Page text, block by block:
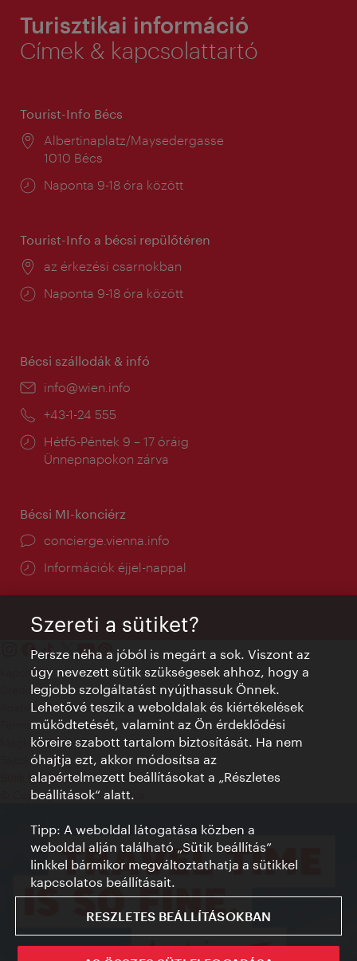
Turisztikai információ
Címek & kapcsolattartó
Tourist-Info Bécs
Helyszín:
Albertinaplatz/Maysedergasse
1010 Bécs
Nyitva
Naponta 9-18 óra között
Tourist-Info a bécsi repülőtéren
Helyszín:
az érkezési csarnokban
Nyitva
Naponta 9-18 óra között
Bécsi szállodák & infó
E-
info@wien.info
Telefon:
+43-1-24 555
Nyitva
tartás:
Hétfő-Péntek 9 – 17 óráig
Ünnepnapokon zárva
Bécsi MI-konciérz
concierge.vienna.info
Információk éjjel-nappal
Kapcsolat
Credits
Adatvédelmi nyilatkozat
Terms of Use
Megközelíthetőség
Sajtókapcsolat
Sütik beállítása
© Copyright WienTourismus
Szereti a sütiket?
Persze néha a jóból is megárt a sok. Viszont az
úgy nevezett sütik szükségesek ahhoz, hogy a
legjobb szolgáltatást nyújthassuk Önnek.
Lehetővé teszik a weboldalak és kiértékelések
működtetését, valamint az Ön érdeklődési
köreire szabott tartalom biztosítását. Ha nem
óhajtja ezt, akkor módosítsa az
alapértelmezett beállításokat a „Részletes
beállítások“ alatt.
Tipp: A weboldal látogatása közben a
weboldal alján található „Sütik beállítás”
linkkel bármikor megváltoztathatja a sütikkel
kapcsolatos beállításait.
RESZLETES BEÁLLÍTÁSOKBAN